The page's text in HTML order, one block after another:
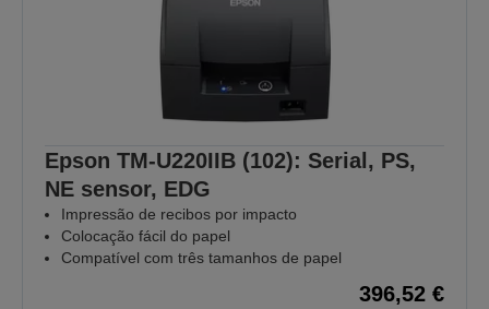
Epson TM-U220IIB (102): Serial, PS,
NE sensor, EDG
Impressão de recibos por impacto
Colocação fácil do papel
Compatível com três tamanhos de papel
396,52 €